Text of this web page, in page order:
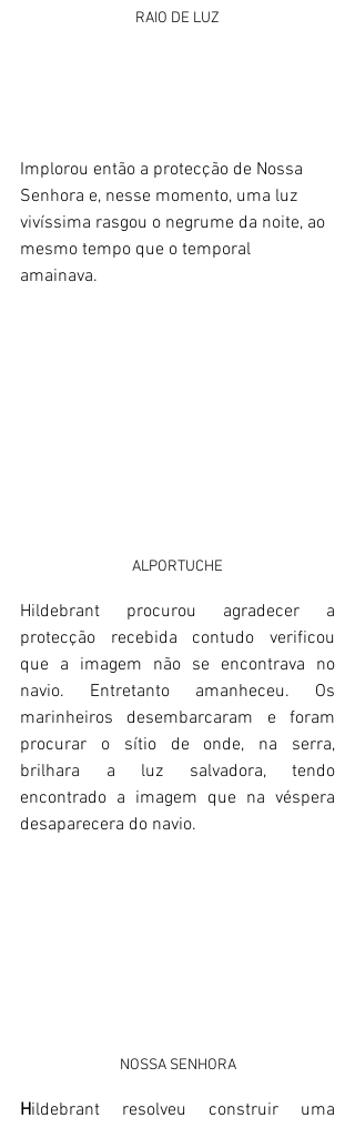
RAIO DE LUZ
Implorou então a protecção de Nossa
Senhora e, nesse momento, uma luz
vivíssima rasgou o negrume da noite, ao
mesmo tempo que o temporal
amainava.
ALPORTUCHE
Hildebrant procurou agradecer a
protecção recebida contudo verificou
que a imagem não se encontrava no
navio. Entretanto amanheceu. Os
marinheiros desembarcaram e foram
procurar o sítio de onde, na serra,
brilhara a luz salvadora, tendo
encontrado a imagem que na véspera
desaparecera do navio.
NOSSA SENHORA
Hildebrant resolveu construir uma